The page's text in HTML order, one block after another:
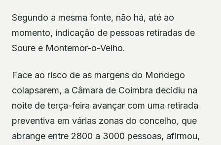
Segundo a mesma fonte, não há, até ao
momento, indicação de pessoas retiradas de
Soure e Montemor-o-Velho.
Face ao risco de as margens do Mondego
colapsarem, a Câmara de Coimbra decidiu na
noite de terça-feira avançar com uma retirada
preventiva em várias zonas do concelho, que
abrange entre 2800 a 3000 pessoas, afirmou,